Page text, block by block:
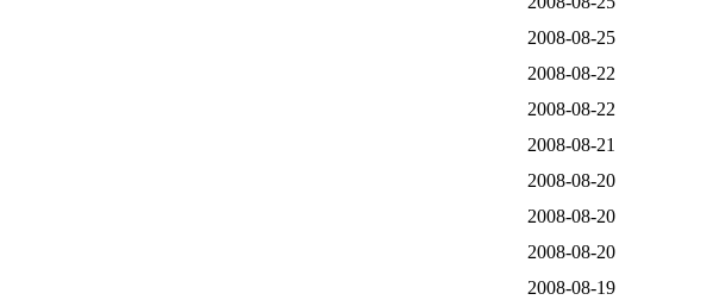
2008-08-25
2008-08-22
2008-08-22
2008-08-21
2008-08-20
2008-08-20
2008-08-20
2008-08-19